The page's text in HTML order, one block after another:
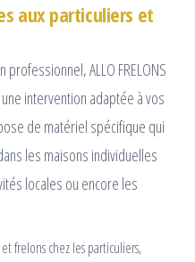
aux particuliers et
ALLO FRELONS
intervention adaptée à vos
de matériel spécifique qui
les maisons individuelles
locales ou encore les
frelons chez les particuliers,